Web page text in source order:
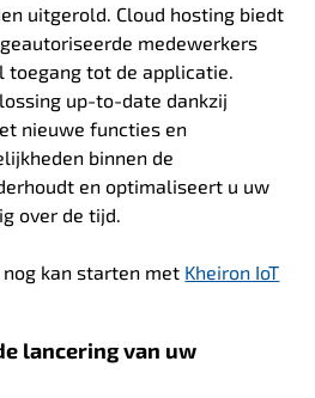
uitgerold. Cloud hosting biedt
medewerkers
toegang tot de applicatie.
up-to-date dankzij
nieuwe functies en
binnen de
en optimaliseert u uw
over de tijd.
nog kan starten met Kheiron IoT
lancering van uw